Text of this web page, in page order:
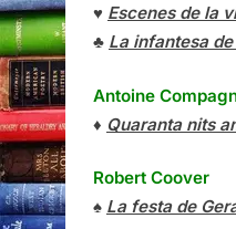
♥ Escenes de la
♣ La infantesa
Antoine
♦ Quaranta nits
Robert Coover
♠ La festa de